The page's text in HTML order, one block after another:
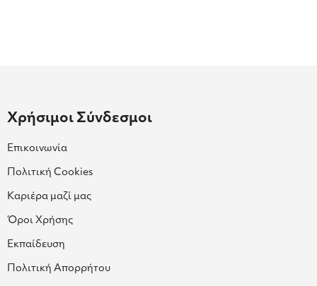
Χρήσιμοι Σύνδεσμοι
Επικοινωνία
Πολιτική Cookies
Καριέρα μαζί μας
Όροι Χρήσης
Εκπαίδευση
Πολιτική Απορρήτου